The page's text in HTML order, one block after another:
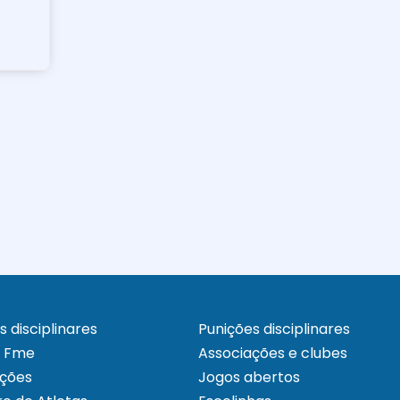
disciplinares
Punições disciplinares
Associações e clubes
Jogos abertos